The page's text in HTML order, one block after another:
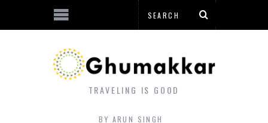
TRAVELING IS GOOD
BY ARUN SINGH